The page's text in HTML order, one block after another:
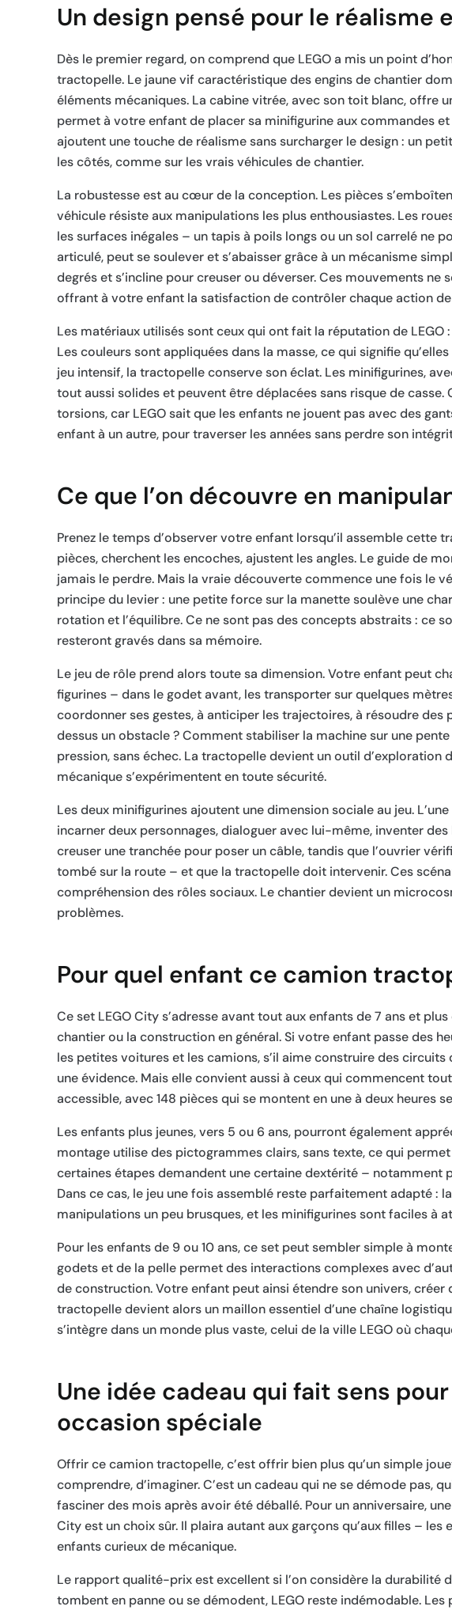
Un design pensé pour le réalisme
Dès le premier regard, on comprend que LEGO a mis un point
tractopelle. Le jaune vif caractéristique des engins de chantier
éléments mécaniques. La cabine vitrée, avec son toit blanc, offre
permet à votre enfant de placer sa minifigurine aux commandes
ajoutent une touche de réalisme sans surcharger le design : un
les côtés, comme sur les vrais véhicules de chantier.
La robustesse est au cœur de la conception. Les pièces
véhicule résiste aux manipulations les plus enthousiastes. Les
les surfaces inégales – un tapis à poils longs ou un sol carrelé ne
articulé, peut se soulever et s’abaisser grâce à un mécanisme
degrés et s’incline pour creuser ou déverser. Ces mouvements
offrant à votre enfant la satisfaction de contrôler chaque action
Les matériaux utilisés sont ceux qui ont fait la réputation de LEGO
Les couleurs sont appliquées dans la masse, ce qui signifie
jeu intensif, la tractopelle conserve son éclat. Les minifigurines,
tout aussi solides et peuvent être déplacées sans risque de
torsions, car LEGO sait que les enfants ne jouent pas avec des
enfant à un autre, pour traverser les années sans perdre son
Ce que l’on découvre en
Prenez le temps d’observer votre enfant lorsqu’il assemble cette
pièces, cherchent les encoches, ajustent les angles. Le guide de
jamais le perdre. Mais la vraie découverte commence une fois le
principe du levier : une petite force sur la manette soulève une
rotation et l’équilibre. Ce ne sont pas des concepts abstraits : ce
resteront gravés dans sa mémoire.
Le jeu de rôle prend alors toute sa dimension. Votre enfant peut
figurines – dans le godet avant, les transporter sur quelques
coordonner ses gestes, à anticiper les trajectoires, à résoudre
dessus un obstacle ? Comment stabiliser la machine sur une
pression, sans échec. La tractopelle devient un outil
mécanique s’expérimentent en toute sécurité.
Les deux minifigurines ajoutent une dimension sociale au jeu.
incarner deux personnages, dialoguer avec lui-même, inventer
creuser une tranchée pour poser un câble, tandis que l’ouvrier
tombé sur la route – et que la tractopelle doit intervenir. Ces
compréhension des rôles sociaux. Le chantier devient un
problèmes.
Pour quel enfant ce camion
Ce set LEGO City s’adresse avant tout aux enfants de 7 ans et
chantier ou la construction en général. Si votre enfant passe des
les petites voitures et les camions, s’il aime construire des
une évidence. Mais elle convient aussi à ceux qui commencent
accessible, avec 148 pièces qui se montent en une à deux heures
Les enfants plus jeunes, vers 5 ou 6 ans, pourront également
montage utilise des pictogrammes clairs, sans texte, ce qui
certaines étapes demandent une certaine dextérité –
Dans ce cas, le jeu une fois assemblé reste parfaitement adapté
manipulations un peu brusques, et les minifigurines sont faciles à
Pour les enfants de 9 ou 10 ans, ce set peut sembler simple à
godets et de la pelle permet des interactions complexes avec
de construction. Votre enfant peut ainsi étendre son univers, créer
tractopelle devient alors un maillon essentiel d’une chaîne
s’intègre dans un monde plus vaste, celui de la ville LEGO où
Une idée cadeau qui fait sens
occasion spéciale
Offrir ce camion tractopelle, c’est offrir bien plus qu’un simple
comprendre, d’imaginer. C’est un cadeau qui ne se démode pas,
fasciner des mois après avoir été déballé. Pour un anniversaire,
City est un choix sûr. Il plaira autant aux garçons qu’aux filles –
enfants curieux de mécanique.
Le rapport qualité-prix est excellent si l’on considère la
tombent en panne ou se démodent, LEGO reste indémodable.